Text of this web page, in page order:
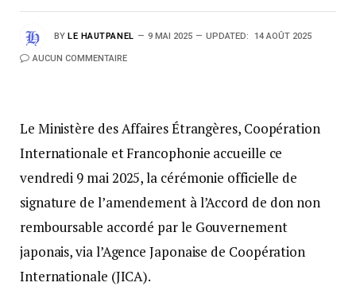
BY LE HAUTPANEL 9 MAI 2025 UPDATED: 14 AOÛT 2025
AUCUN COMMENTAIRE
Le Ministère des Affaires Étrangères, Coopération
Internationale et Francophonie accueille ce
vendredi 9 mai 2025, la cérémonie officielle de
signature de l’amendement à l’Accord de don non
remboursable accordé par le Gouvernement
japonais, via l’Agence Japonaise de Coopération
Internationale (JICA).